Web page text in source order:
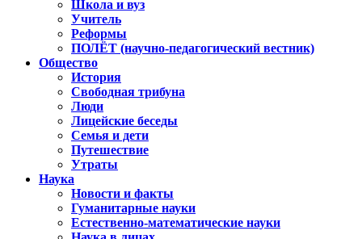
Школа и вуз
Учитель
Реформы
ПОЛЁТ (научно-педагогический вестник)
Общество
История
Свободная трибуна
Люди
Лицейские беседы
Семья и дети
Путешествие
Утраты
Наука
Новости и факты
Гуманитарные науки
Естественно-математические науки